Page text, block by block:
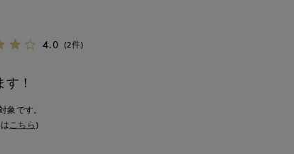
4.0 (2件)
！
象です。
こちら )